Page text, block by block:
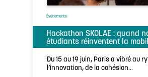
Évènements
Hackathon SKOLAE : quand
étudiants réinventent la
Du 15 au 19 juin, Paris a vibré au
l’innovation, de la cohésion…